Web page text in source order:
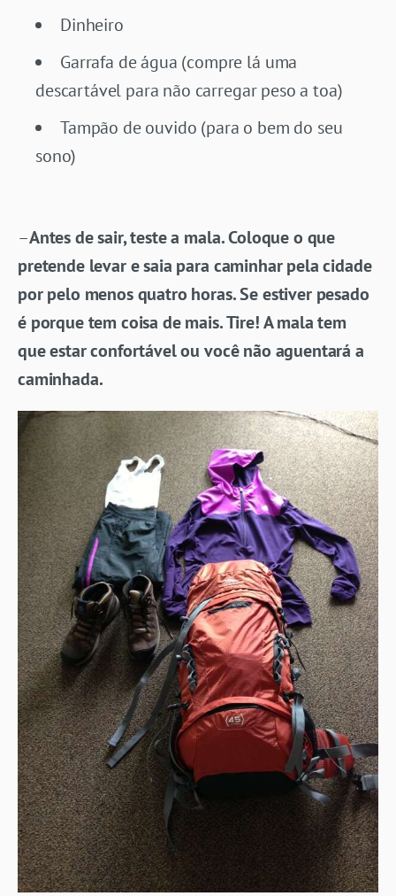
Dinheiro
Garrafa de água (compre lá uma
descartável para não carregar peso a toa)
Tampão de ouvido (para o bem do seu
sono)
–Antes de sair, teste a mala. Coloque o que
pretende levar e saia para caminhar pela cidade
por pelo menos quatro horas. Se estiver pesado
é porque tem coisa de mais. Tire! A mala tem
que estar confortável ou você não aguentará a
caminhada.